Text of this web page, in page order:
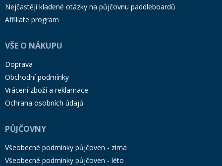
Nejčastěji kladené otázky na půjčovnu paddleboardů
Affiliate program
VŠE O NÁKUPU
Doprava
Obchodní podmínky
Vrácení zboží a reklamace
Ochrana osobních údajů
PŮJČOVNY
Všeobecné podmínky půjčoven - zima
Všeobecné podmínky půjčoven - léto